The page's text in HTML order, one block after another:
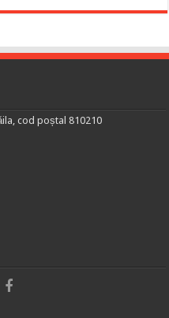
cod poștal 810210